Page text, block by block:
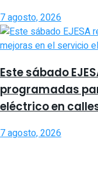
7 agosto, 2026
Este sábado
programadas
eléctrico en
7 agosto, 2026